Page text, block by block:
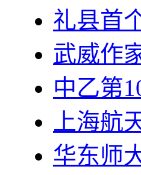
礼县首
武威作
中乙第
上海航
华东师